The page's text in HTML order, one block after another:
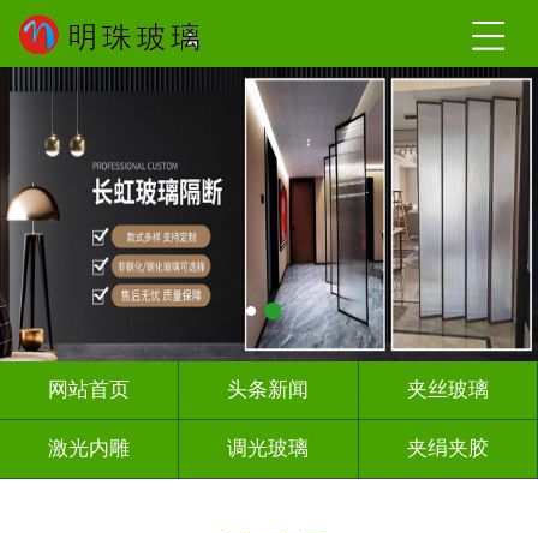
网站首页 头条新闻 夹丝玻璃
激光内雕 调光玻璃 夹绢夹胶